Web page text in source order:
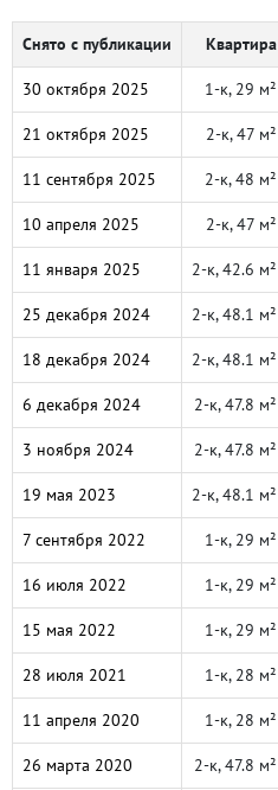
Снято с публикации Квартира
30 октября 2025 1-к, 29 м²
21 октября 2025 2-к, 47 м²
11 сентября 2025 2-к, 48 м²
10 апреля 2025 2-к, 47 м²
11 января 2025 2-к, 42.6 м²
25 декабря 2024 2-к, 48.1 м²
18 декабря 2024 2-к, 48.1 м²
6 декабря 2024 2-к, 47.8 м²
3 ноября 2024 2-к, 47.8 м²
19 мая 2023 2-к, 48.1 м²
7 сентября 2022 1-к, 29 м²
16 июля 2022 1-к, 29 м²
15 мая 2022 1-к, 29 м²
28 июля 2021 1-к, 28 м²
11 апреля 2020 1-к, 28 м²
26 марта 2020 2-к, 47.8 м²